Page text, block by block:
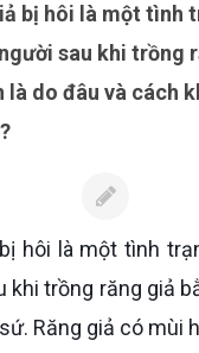
sau khi trồng
là do đâu và cách
khi trồng răng giả
Răng giả có mùi